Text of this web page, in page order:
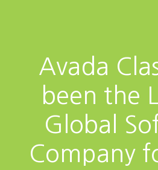
Avada
been the
Global
Company